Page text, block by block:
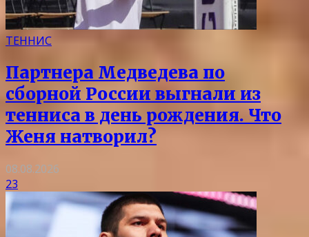
ТЕННИС
Партнера Медведева по
сборной России выгнали из
тенниса в день рождения. Что
Женя натворил?
08.08.2026
23